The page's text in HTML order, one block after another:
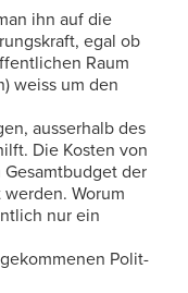
ihn auf die
egal ob
Raum
weiss um den
ausserhalb des
Die Kosten von
der
werden. Worum
nur ein
Polit-